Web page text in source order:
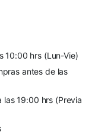
10:00 hrs (Lun-Vie)
antes de las
las 19:00 hrs (Previa